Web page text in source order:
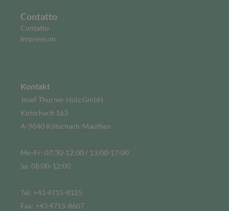
Contatto
Contatto
Impressum
Kontakt
Josef Thurner Holz GmbH
Kötschach 163
A-9640 Kötschach-Mauthen
Mo-Fr: 07:30-12:00 / 13:00-17:00
Sa: 08:00-12:00
Tel: +43 4715-8125
Fax: +43 4715-8607